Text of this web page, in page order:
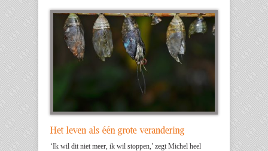
‘Ik wil dit niet meer, ik wil stoppen,’ zegt Michel heel